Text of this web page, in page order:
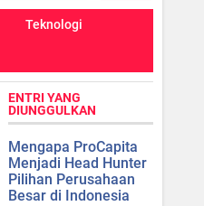
Teknologi
ENTRI YANG
DIUNGGULKAN
Mengapa ProCapita
Menjadi Head Hunter
Pilihan Perusahaan
Besar di Indonesia